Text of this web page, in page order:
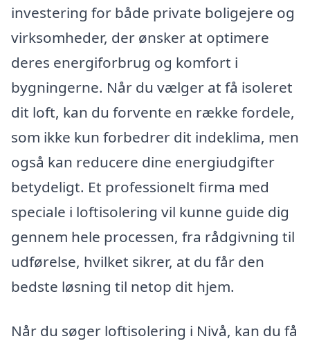
investering for både private boligejere og
virksomheder, der ønsker at optimere
deres energiforbrug og komfort i
bygningerne. Når du vælger at få isoleret
dit loft, kan du forvente en række fordele,
som ikke kun forbedrer dit indeklima, men
også kan reducere dine energiudgifter
betydeligt. Et professionelt firma med
speciale i loftisolering vil kunne guide dig
gennem hele processen, fra rådgivning til
udførelse, hvilket sikrer, at du får den
bedste løsning til netop dit hjem.
Når du søger loftisolering i Nivå, kan du få